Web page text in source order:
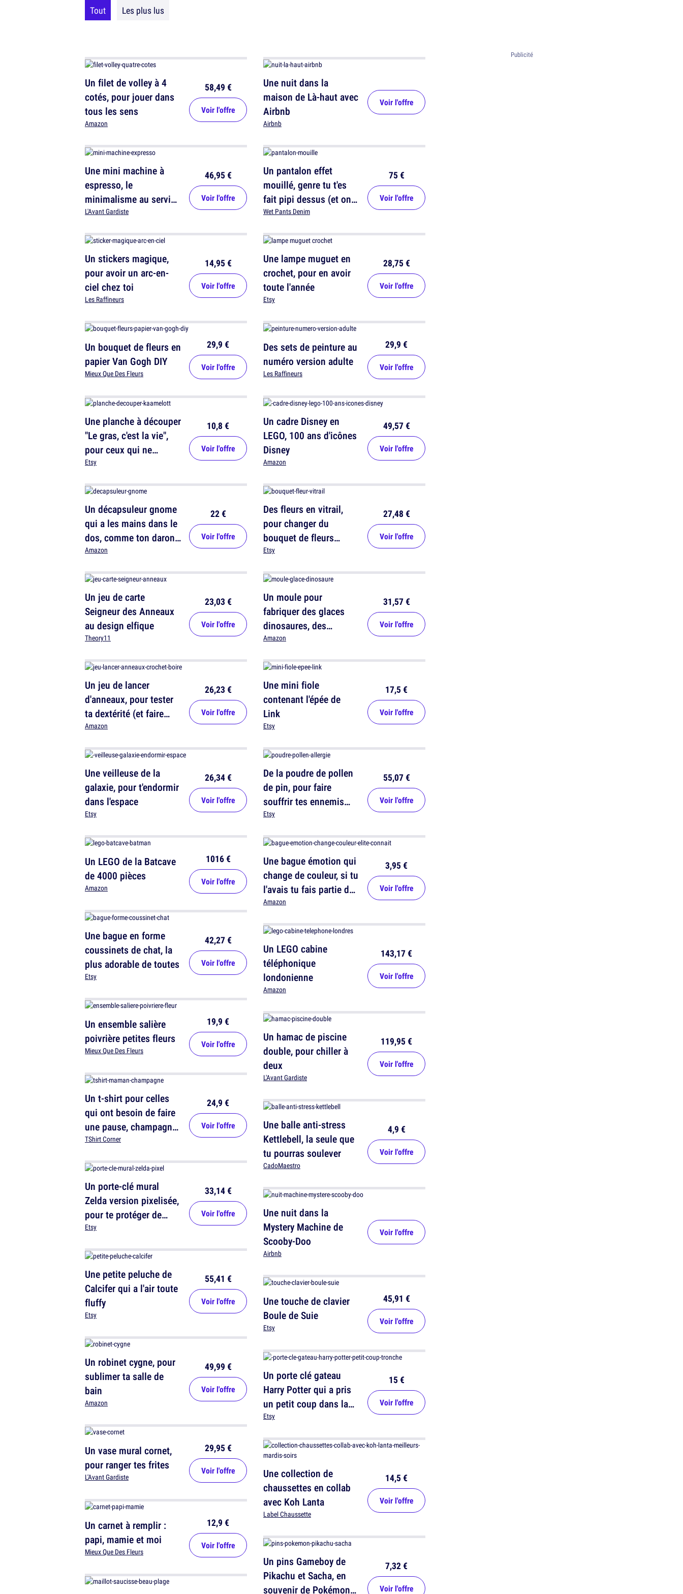
Tout Les plus lus
Un filet de volley à 4
cotés, pour jouer dans
tous les sens
Amazon
58,49 €
Voir l'offre
Une mini machine à
espresso, le
minimalisme au service
du café
L'Avant Gardiste
46,95 €
Voir l'offre
Un stickers magique,
pour avoir un arc-en-
ciel chez toi
Les Raffineurs
14,95 €
Voir l'offre
Un bouquet de fleurs en
papier Van Gogh DIY
Mieux Que Des Fleurs
29,9 €
Voir l'offre
Une planche à découper
"Le gras, c'est la vie",
pour ceux qui ne
parlent qu'en citations
Etsy
10,8 €
Voir l'offre
Un décapsuleur gnome
qui a les mains dans le
dos, comme ton daron
quand il se promène
Amazon
22 €
Voir l'offre
Un jeu de carte
Seigneur des Anneaux
au design elfique
Theory11
23,03 €
Voir l'offre
Un jeu de lancer
d'anneaux, pour tester
ta dextérité (et faire
boire ton adversaire)
Amazon
26,23 €
Voir l'offre
Une veilleuse de la
galaxie, pour t'endormir
dans l'espace
Etsy
26,34 €
Voir l'offre
Un LEGO de la Batcave
de 4000 pièces
Amazon
1016 €
Voir l'offre
Une bague en forme
coussinets de chat, la
plus adorable de toutes
Etsy
42,27 €
Voir l'offre
Un ensemble salière
poivrière petites fleurs
Mieux Que Des Fleurs
19,9 €
Voir l'offre
Un t-shirt pour celles
qui ont besoin de faire
une pause, champagne
!
TShirt Corner
24,9 €
Voir l'offre
Un porte-clé mural
Zelda version pixelisée,
pour te protéger de
Ganondorf
Etsy
33,14 €
Voir l'offre
Une petite peluche de
Calcifer qui a l'air toute
fluffy
Etsy
55,41 €
Voir l'offre
Un robinet cygne, pour
sublimer ta salle de
bain
Amazon
49,99 €
Voir l'offre
Un vase mural cornet,
pour ranger tes frites
L'Avant Gardiste
29,95 €
Voir l'offre
Un carnet à remplir :
papi, mamie et moi
Mieux Que Des Fleurs
12,9 €
Voir l'offre
Une nuit dans la
maison de Là-haut avec
Airbnb
Airbnb
Voir l'offre
Un pantalon effet
mouillé, genre tu t'es
fait pipi dessus (et on
comprend pas trop le
Wet Pants Denim
75 €
Voir l'offre
Une lampe muguet en
crochet, pour en avoir
toute l'année
Etsy
28,75 €
Voir l'offre
Des sets de peinture au
numéro version adulte
Les Raffineurs
29,9 €
Voir l'offre
Un cadre Disney en
LEGO, 100 ans d'icônes
Disney
Amazon
49,57 €
Voir l'offre
Des fleurs en vitrail,
pour changer du
bouquet de fleurs
fraîches
Etsy
27,48 €
Voir l'offre
Un moule pour
fabriquer des glaces
dinosaures, des
glaçosaures
Amazon
31,57 €
Voir l'offre
Une mini fiole
contenant l'épée de
Link
Etsy
17,5 €
Voir l'offre
De la poudre de pollen
de pin, pour faire
souffrir tes ennemis
allergiques
Etsy
55,07 €
Voir l'offre
Une bague émotion qui
change de couleur, si tu
l'avais tu fais partie de
l'élite
Amazon
3,95 €
Voir l'offre
Un LEGO cabine
téléphonique
londonienne
Amazon
143,17 €
Voir l'offre
Un hamac de piscine
double, pour chiller à
deux
L'Avant Gardiste
119,95 €
Voir l'offre
Une balle anti-stress
Kettlebell, la seule que
tu pourras soulever
CadoMaestro
4,9 €
Voir l'offre
Une nuit dans la
Mystery Machine de
Scooby-Doo
Airbnb
Voir l'offre
Une touche de clavier
Boule de Suie
Etsy
45,91 €
Voir l'offre
Un porte clé gateau
Harry Potter qui a pris
un petit coup dans la
tronche
Etsy
15 €
Voir l'offre
Une collection de
chaussettes en collab
avec Koh Lanta
Label Chaussette
14,5 €
Voir l'offre
Un pins Gameboy de
Pikachu et Sacha, en
souvenir de Pokémon
7,32 €
Voir l'offre